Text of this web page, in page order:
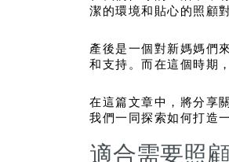
潔的環境和貼心的照顧
產後是一個對新媽媽們
和支持。而在這個時期
在這篇文章中，將分享
我們一同探索如何打造
適合需要照